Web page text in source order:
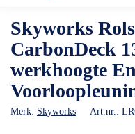
Bekijk
Binnen
Skyworks
CarbonDeck
werkhoogte
Merk: Skyworks Art.nr.: